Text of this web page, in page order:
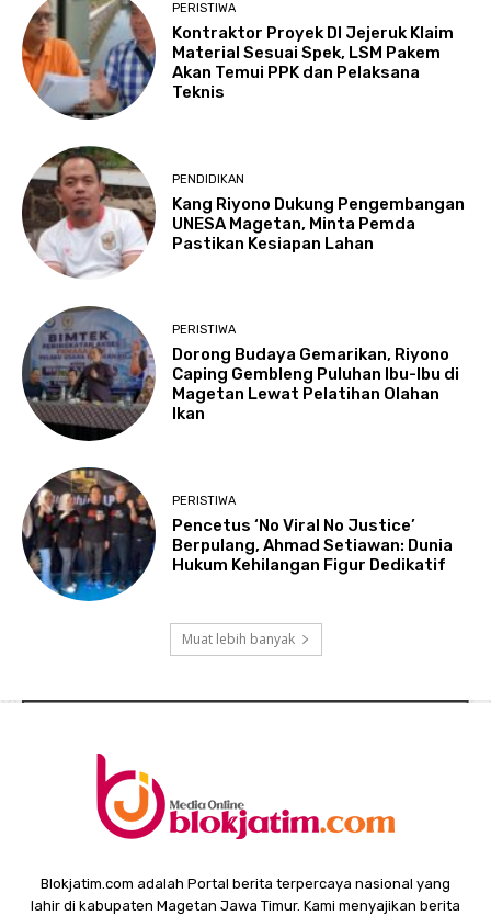
PERISTIWA
Kontraktor Proyek DI Jejeruk Klaim
Material Sesuai Spek, LSM Pakem
Akan Temui PPK dan Pelaksana
Teknis
PENDIDIKAN
Kang Riyono Dukung Pengembangan
UNESA Magetan, Minta Pemda
Pastikan Kesiapan Lahan
PERISTIWA
Dorong Budaya Gemarikan, Riyono
Caping Gembleng Puluhan Ibu-Ibu di
Magetan Lewat Pelatihan Olahan
Ikan
PERISTIWA
Pencetus ‘No Viral No Justice’
Berpulang, Ahmad Setiawan: Dunia
Hukum Kehilangan Figur Dedikatif
Muat lebih banyak
Blokjatim.com adalah Portal berita terpercaya nasional yang
lahir di kabupaten Magetan Jawa Timur. Kami menyajikan berita